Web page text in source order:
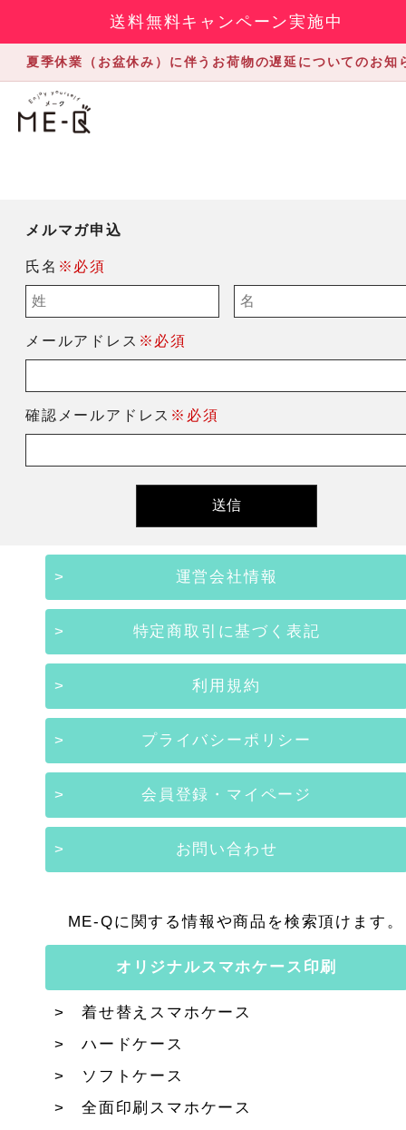
送料無料キャンペーン実施中
夏季休業（お盆休み）に伴うお荷物の遅延についてのお知
メルマガ申込
氏名 ※必須
メールアドレス ※必須
確認メールアドレス ※必須
運営会社情報
特定商取引に基づく表記
利用規約
プライバシーポリシー
会員登録・マイページ
お問い合わせ
ME-Qに関する情報や商品を検索頂けます。
オリジナルスマホケース印刷
着せ替えスマホケース
ハードケース
ソフトケース
全面印刷スマホケース